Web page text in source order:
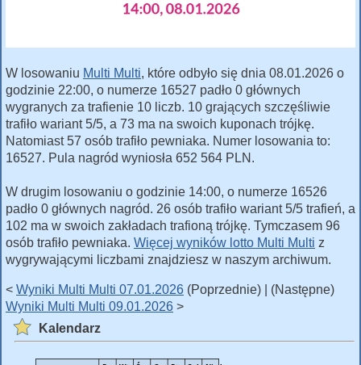
W losowaniu Multi Multi, które odbyło się dnia 08.01.2026 o
godzinie 22:00, o numerze 16527 padło 0 głównych
wygranych za trafienie 10 liczb. 10 grających szczęśliwie
trafiło wariant 5/5, a 73 ma na swoich kuponach trójkę.
Natomiast 57 osób trafiło pewniaka. Numer losowania to:
16527. Pula nagród wyniosła 652 564 PLN.
W drugim losowaniu o godzinie 14:00, o numerze 16526
padło 0 głównych nagród. 26 osób trafiło wariant 5/5 trafień, a
102 ma w swoich zakładach trafioną trójkę. Tymczasem 96
osób trafiło pewniaka. Więcej wyników lotto Multi Multi z
wygrywającymi liczbami znajdziesz w naszym archiwum.
< Wyniki Multi Multi 07.01.2026 (Poprzednie) | (Następne)
Wyniki Multi Multi 09.01.2026 >
Kalendarz